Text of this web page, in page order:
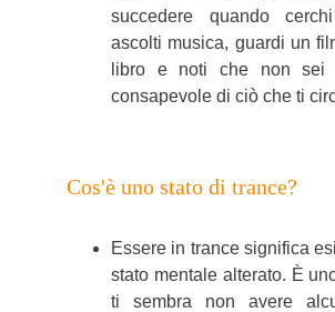
succedere quando
ascolti musica, guardi un
libro e noti che non sei
consapevole di ciò che ti
Cos'è uno stato di trance?
Essere in trance significa
stato mentale alterato. È
ti sembra non avere